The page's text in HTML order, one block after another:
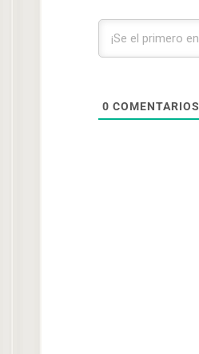
0 COMENTARIOS